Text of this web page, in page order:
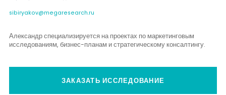
sibiryakov@megaresearch.ru
Александр специализируется на проектах по маркетинговым
исследованиям, бизнес-планам и стратегическому консалтингу.
ЗАКАЗАТЬ ИССЛЕДОВАНИЕ